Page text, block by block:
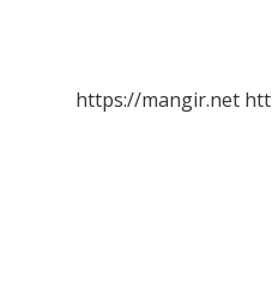
https://mangir.net